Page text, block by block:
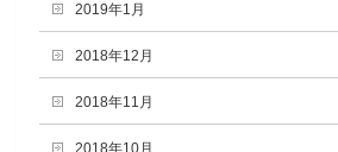
2019年1月
2018年12月
2018年11月